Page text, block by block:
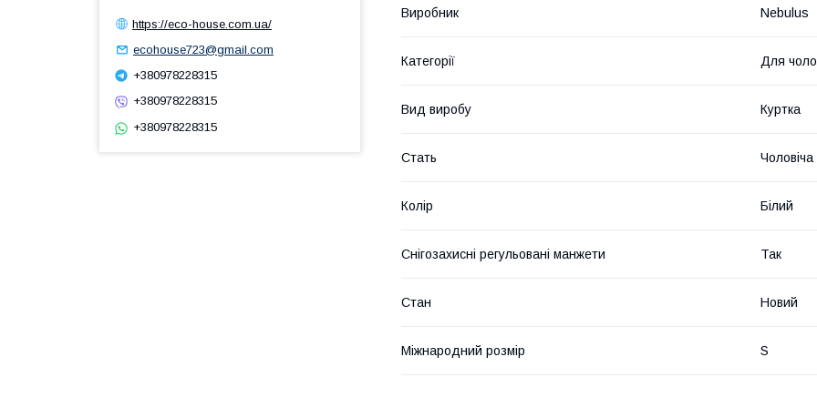
Виробник Nebulus
Категорії Для
Вид виробу Куртка
Стать Чоловіча
Колір Білий
Снігозахисні регульовані манжети Так
Стан Новий
Міжнародний розмір S
https://eco-house.com.ua/
ecohouse723@gmail.com
+380978228315
+380978228315
+380978228315